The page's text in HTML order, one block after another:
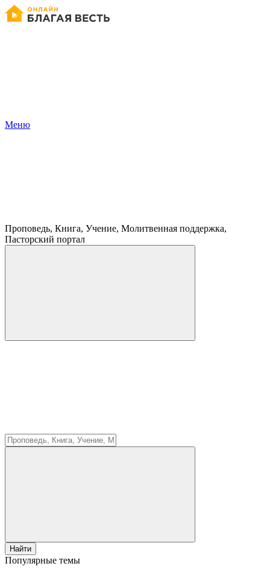
Меню
Проповедь, Книга, Учение, Молитвенная поддержка,
Пасторский портал
Найти
Популярные темы